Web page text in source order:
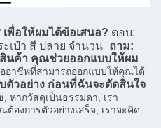
พื่อให้ผมได้ข้อเสนอ? ตอบ:
เป๋า สี ปลาย จํานวน ถาม:
สินค้า คุณช่วยออกแบบให้ผม
อาชีพที่สามารถออกแบบให้คุณได้
ตัวอย่าง ก่อนที่ฉันจะตัดสินใจ
, หากวัสดุเป็นธรรมดา, เรา
องการตัวอย่างเสร็จ, เราจะคิด